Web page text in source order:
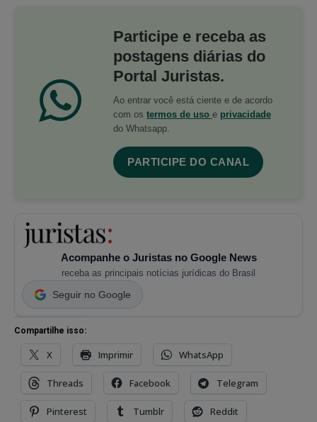
Participe e receba as
postagens diárias do
Portal Juristas.
Ao entrar você está ciente e de acordo
com os termos de uso e privacidade
do Whatsapp.
PARTICIPE DO CANAL
Acompanhe o Juristas no Google News
receba as principais notícias jurídicas do Brasil
Seguir no Google
Compartilhe isso:
X Imprimir WhatsApp
Threads Facebook Telegram
Pinterest Tumblr Reddit